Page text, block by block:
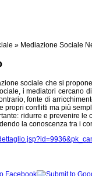
» Mediazione Sociale
sociale che si
i mediatori cercano
fonte di
propri conflitti ma più
ridurre e prevenire
la conoscenza tra i